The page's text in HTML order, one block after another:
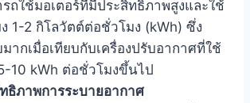
ถใช้มอเตอร์ที่มีประสิทธิภาพสูงและใช้
1-2 กิโลวัตต์ต่อชั่วโมง (kWh) ซึ่ง
ากเมื่อเทียบกับเครื่องปรับอากาศที่ใช้
10 kWh ต่อชั่วโมงขึ้นไป
ธิภาพการระบายอากาศ